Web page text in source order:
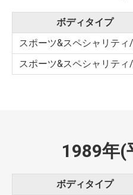
ボディタイプ
スポーツ&スペシャリティ
スポーツ&スペシャリティ
1989年(
ボディタイプ